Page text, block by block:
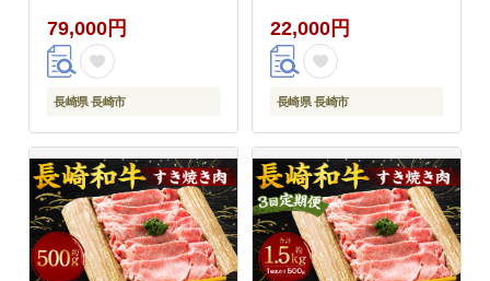
79,000円
長崎県 長崎市
22,000円
長崎県 長崎市